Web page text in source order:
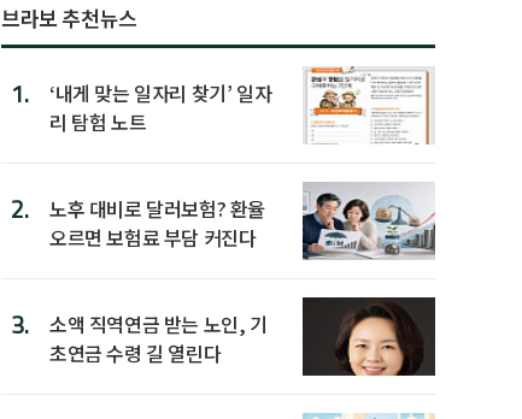
브라보 추천뉴스
1.
‘내게 맞는 일자리 찾기’ 일자
리 탐험 노트
2.
노후 대비로 달러보험? 환율
오르면 보험료 부담 커진다
3.
소액 직역연금 받는 노인, 기
초연금 수령 길 열린다